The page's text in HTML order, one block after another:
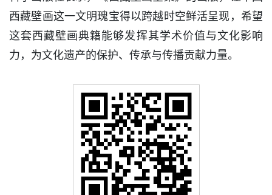
西藏壁画这一文明瑰宝得以跨越时空鲜活呈现，希望
这套西藏壁画典籍能够发挥其学术价值与文化影响
力，为文化遗产的保护、传承与传播贡献力量。